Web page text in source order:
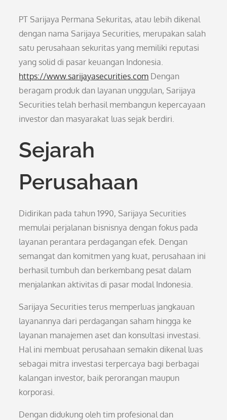
PT Sarijaya Permana Sekuritas, atau lebih dikenal
dengan nama Sarijaya Securities, merupakan salah
satu perusahaan sekuritas yang memiliki reputasi
yang solid di pasar keuangan Indonesia.
https://www.sarijayasecurities.com Dengan
beragam produk dan layanan unggulan, Sarijaya
Securities telah berhasil membangun kepercayaan
investor dan masyarakat luas sejak berdiri.
Sejarah
Perusahaan
Didirikan pada tahun 1990, Sarijaya Securities
memulai perjalanan bisnisnya dengan fokus pada
layanan perantara perdagangan efek. Dengan
semangat dan komitmen yang kuat, perusahaan ini
berhasil tumbuh dan berkembang pesat dalam
menjalankan aktivitas di pasar modal Indonesia.
Sarijaya Securities terus memperluas jangkauan
layanannya dari perdagangan saham hingga ke
layanan manajemen aset dan konsultasi investasi.
Hal ini membuat perusahaan semakin dikenal luas
sebagai mitra investasi terpercaya bagi berbagai
kalangan investor, baik perorangan maupun
korporasi.
Dengan didukung oleh tim profesional dan